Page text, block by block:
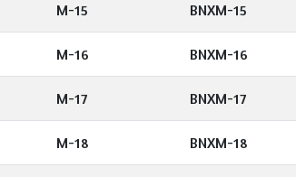
M-15 BNXM-15
M-16 BNXM-16
M-17 BNXM-17
M-18 BNXM-18